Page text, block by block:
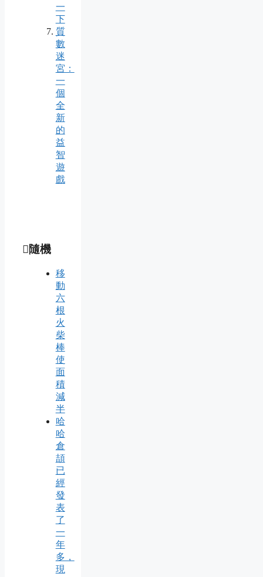
一
下
質
數
迷
宮：
一
個
全
新
的
益
智
遊
戲
隨機
移
動
六
根
火
柴
棒
使
面
積
減
半
哈
哈
倉
頡
已
經
發
表
了
一
年
多，
現